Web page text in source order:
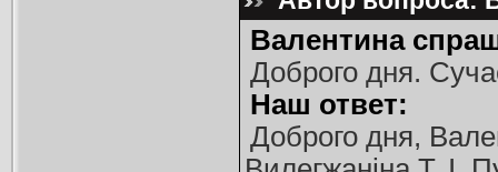
Валентина
Доброго дня.
Наш ответ:
Доброго дня,